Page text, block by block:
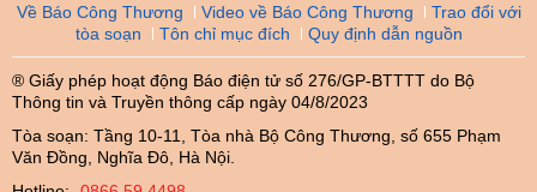
Về Báo Công Thương Video về Báo Công Thương
Trao đổi với
tòa soạn
Tôn chỉ mục đích Quy định dẫn nguồn
® Giấy phép hoạt động Báo điện tử số 276/GP-BTTTT do Bộ
Thông tin và Truyền thông cấp ngày 04/8/2023
Tòa soạn: Tầng 10-11, Tòa nhà Bộ Công Thương, số 655 Phạm
Văn Đồng, Nghĩa Đô, Hà Nội.